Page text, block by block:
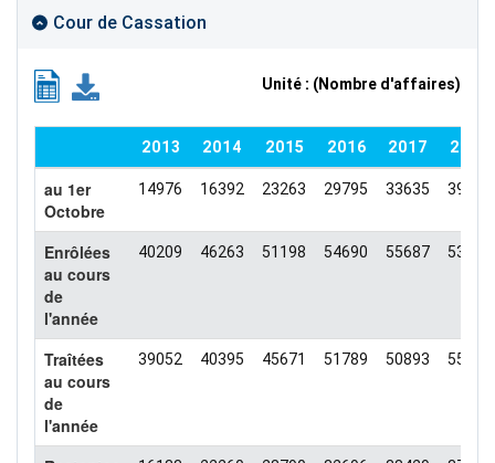
Cour de Cassation
Unité : (Nombre d'affaires)
2013 2014 2015 2016 2017
au 1er
Octobre
14976 16392 23263 29795 33635 39121
Enrôlées
au cours
de
l'année
40209 46263 51198 54690 55687 53425
Traîtées
au cours
de
l'année
39052 40395 45671 51789 50893 55355